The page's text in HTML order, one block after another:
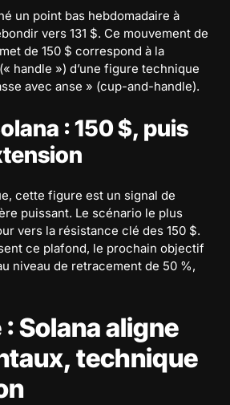
un point bas hebdomadaire à
vers 131 $. Ce mouvement de
de 150 $ correspond à la
handle ») d’une figure technique
avec anse » (cup-and-handle).
: 150 $, puis
cette figure est un signal de
puissant. Le scénario le plus
vers la résistance clé des 150 $.
ce plafond, le prochain objectif
niveau de retracement de 50 %,
Solana aligne
technique